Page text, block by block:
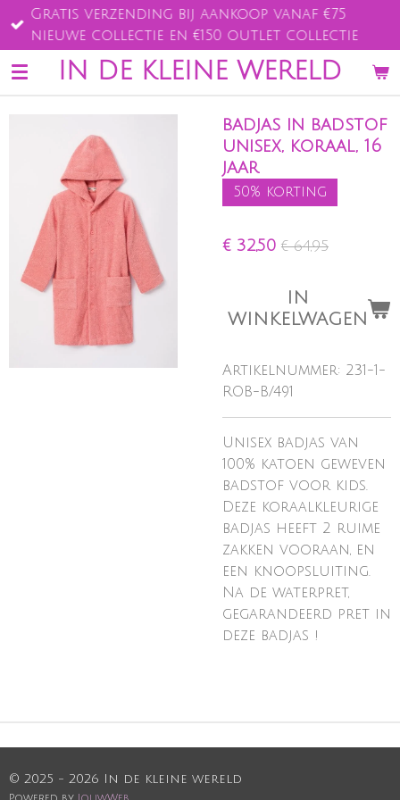
Ga
direct
naar
de
IN DE KLEINE WERELD
Gratis verzending bij aankoop vanaf €75
nieuwe collectie en €150 outlet collectie
badjas in badstof
unisex, koraal, 16
jaar
50% korting
€ 32,50 € 64,95
IN
WINKELWAGEN
Artikelnummer: 231-1-
ROB-B/491
Unisex badjas van
100% katoen geweven
badstof voor kids.
Deze koraalkleurige
badjas heeft 2 ruime
zakken vooraan, en
een knoopsluiting.
Na de waterpret,
gegarandeerd pret in
deze badjas !
© 2025 - 2026 In de kleine wereld